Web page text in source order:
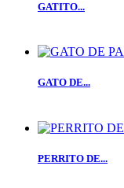
GATITO...
GATO DE...
PERRITO DE...